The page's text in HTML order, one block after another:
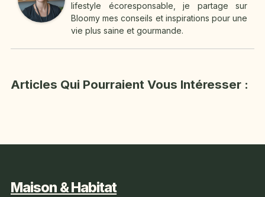
lifestyle écoresponsable, je partage sur
Bloomy mes conseils et inspirations pour une
vie plus saine et gourmande.
Articles Qui Pourraient Vous Intéresser :
Maison & Habitat